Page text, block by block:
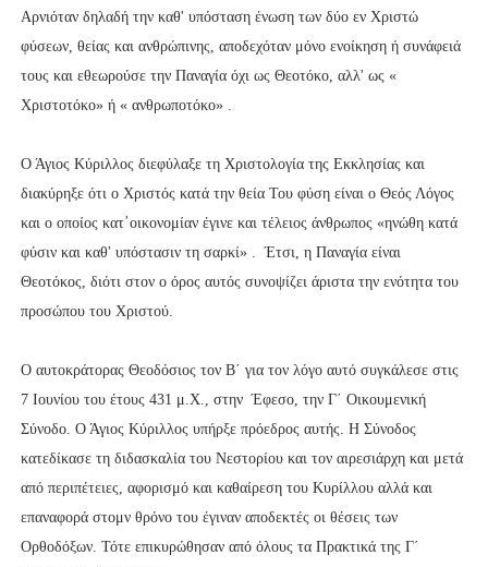
Αρνιόταν δηλαδή την καθ' υπόσταση ένωση των δύο εν Χριστώ
φύσεων, θείας και ανθρώπινης, αποδεχόταν μόνο ενοίκηση ή συνάφειά
τους και εθεωρούσε την Παναγία όχι ως Θεοτόκο, αλλ' ως «
Χριστοτόκο» ή « ανθρωποτόκο» .
Ο Άγιος Κύριλλος διεφύλαξε τη Χριστολογία της Εκκλησίας και
διακύρηξε ότι ο Χριστός κατά την θεία Του φύση είναι ο Θεός Λόγος
και ο οποίος κατ᾽οικονομίαν έγινε και τέλειος άνθρωπος «ηνώθη κατά
φύσιν και καθ' υπόστασιν τη σαρκί» . Έτσι, η Παναγία είναι
Θεοτόκος, διότι στον ο όρος αυτός συνοψίζει άριστα την ενότητα του
προσώπου του Χριστού.
Ο αυτοκράτορας Θεοδόσιος τον Β΄ για τον λόγο αυτό συγκάλεσε στις
7 Ιουνίου του έτους 431 μ.Χ., στην Έφεσο, την Γ΄ Οικουμενική
Σύνοδο. Ο Άγιος Κύριλλος υπήρξε πρόεδρος αυτής. Η Σύνοδος
κατεδίκασε τη διδασκαλία του Νεστορίου και τον αιρεσιάρχη και μετά
από περιπέτειες, αφορισμό και καθαίρεση του Κυρίλλου αλλά και
επαναφορά στομν θρόνο του έγιναν αποδεκτές οι θέσεις των
Ορθοδόξων. Τότε επικυρώθησαν από όλους τα Πρακτικά της Γ΄